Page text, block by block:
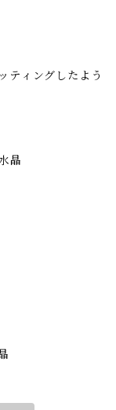
ティングしたよう